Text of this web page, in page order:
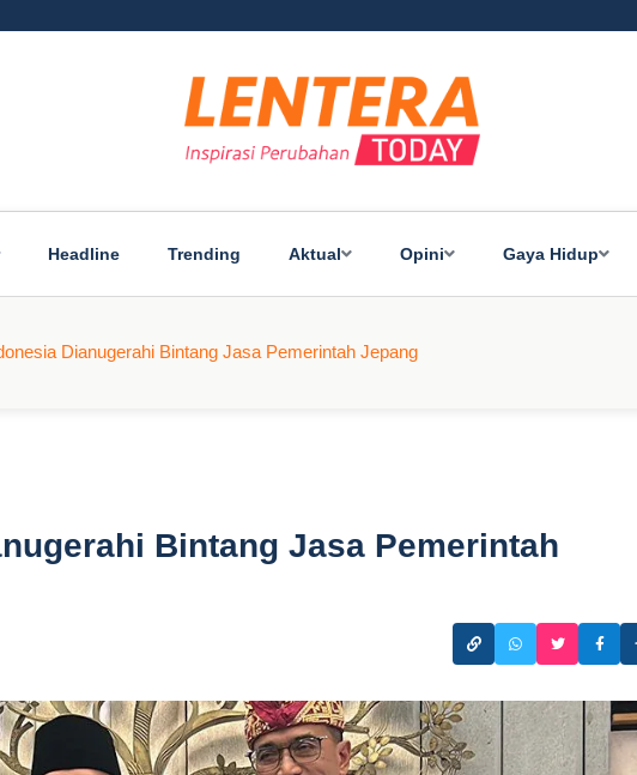
Headline Trending Aktual Opini Gaya Hidup
Dianugerahi Bintang Jasa Pemerintah Jepang
Bintang Jasa Pemerintah